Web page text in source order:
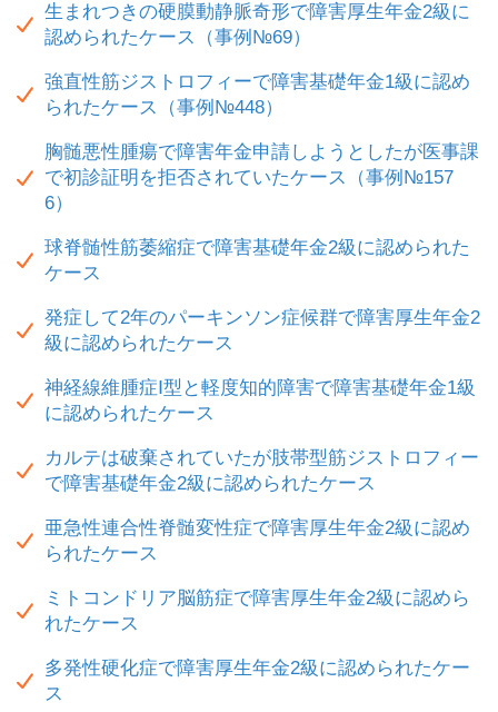
生まれつきの硬膜動静脈奇形で障害厚生年金2級に
認められたケース（事例№69）
強直性筋ジストロフィーで障害基礎年金1級に認め
られたケース（事例№448）
胸髄悪性腫瘍で障害年金申請しようとしたが医事課
で初診証明を拒否されていたケース（事例№157
6）
球脊髄性筋萎縮症で障害基礎年金2級に認められた
ケース
発症して2年のパーキンソン症候群で障害厚生年金2
級に認められたケース
神経線維腫症Ⅰ型と軽度知的障害で障害基礎年金1級
に認められたケース
カルテは破棄されていたが肢帯型筋ジストロフィー
で障害基礎年金2級に認められたケース
亜急性連合性脊髄変性症で障害厚生年金2級に認め
られたケース
ミトコンドリア脳筋症で障害厚生年金2級に認めら
れたケース
多発性硬化症で障害厚生年金2級に認められたケー
ス